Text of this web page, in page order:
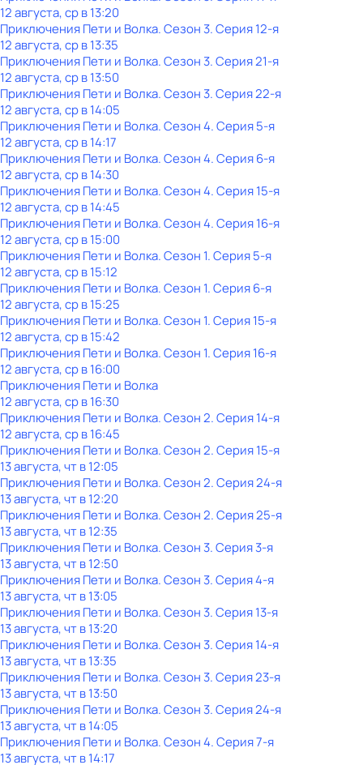
12 августа, ср в 13:20
Приключения Пети и Волка. Сезон 3. Серия 12-я
12 августа, ср в 13:35
Приключения Пети и Волка. Сезон 3. Серия 21-я
12 августа, ср в 13:50
Приключения Пети и Волка. Сезон 3. Серия 22-я
12 августа, ср в 14:05
Приключения Пети и Волка. Сезон 4. Серия 5-я
12 августа, ср в 14:17
Приключения Пети и Волка. Сезон 4. Серия 6-я
12 августа, ср в 14:30
Приключения Пети и Волка. Сезон 4. Серия 15-я
12 августа, ср в 14:45
Приключения Пети и Волка. Сезон 4. Серия 16-я
12 августа, ср в 15:00
Приключения Пети и Волка. Сезон 1. Серия 5-я
12 августа, ср в 15:12
Приключения Пети и Волка. Сезон 1. Серия 6-я
12 августа, ср в 15:25
Приключения Пети и Волка. Сезон 1. Серия 15-я
12 августа, ср в 15:42
Приключения Пети и Волка. Сезон 1. Серия 16-я
12 августа, ср в 16:00
Приключения Пети и Волка
12 августа, ср в 16:30
Приключения Пети и Волка. Сезон 2. Серия 14-я
12 августа, ср в 16:45
Приключения Пети и Волка. Сезон 2. Серия 15-я
13 августа, чт в 12:05
Приключения Пети и Волка. Сезон 2. Серия 24-я
13 августа, чт в 12:20
Приключения Пети и Волка. Сезон 2. Серия 25-я
13 августа, чт в 12:35
Приключения Пети и Волка. Сезон 3. Серия 3-я
13 августа, чт в 12:50
Приключения Пети и Волка. Сезон 3. Серия 4-я
13 августа, чт в 13:05
Приключения Пети и Волка. Сезон 3. Серия 13-я
13 августа, чт в 13:20
Приключения Пети и Волка. Сезон 3. Серия 14-я
13 августа, чт в 13:35
Приключения Пети и Волка. Сезон 3. Серия 23-я
13 августа, чт в 13:50
Приключения Пети и Волка. Сезон 3. Серия 24-я
13 августа, чт в 14:05
Приключения Пети и Волка. Сезон 4. Серия 7-я
13 августа, чт в 14:17